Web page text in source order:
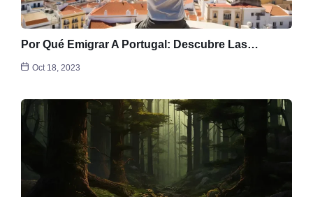
Por Qué Emigrar A Portugal: Descubre Las…
Oct 18, 2023